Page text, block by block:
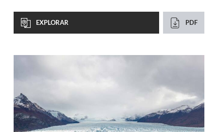
EXPLORAR PDF